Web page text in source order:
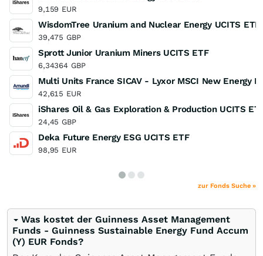
9,159 EUR
WisdomTree Uranium and Nuclear Energy UCITS
39,475 GBP
Sprott Junior Uranium Miners UCITS ETF
6,34364 GBP
Multi Units France SICAV - Lyxor MSCI New Energy
42,615 EUR
iShares Oil & Gas Exploration & Production UCITS
24,45 GBP
Deka Future Energy ESG UCITS ETF
98,95 EUR
zur Fonds Suche »
Was kostet der Guinness Asset Management
Funds - Guinness Sustainable Energy Fund Accum
(Y) EUR Fonds?